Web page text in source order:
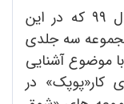
بنابراین گزارش از جمله تولیدات سال 99 که در این
سه جلدی
موضوع آشنایی
کار«پوپک» در